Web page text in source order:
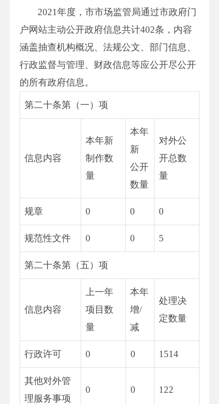
2021年度，市市场监管局通过市政府门
户网站主动公开政府信息共计402条，内容
涵盖抽查机构概况、法规公文、部门信息、
行政监督与管理、财政信息等应公开尽公开
的所有政府信息。
第二十条第（一）项
信息内容
本年新
制作数
量
本年
新
公开
数量
对外公
开总数
量
规章 0 0 0
规范性文件 0 0 5
第二十条第（五）项
信息内容
上一年
项目数
量
本年
增/
减
处理决
定数量
行政许可 0 0 1514
其他对外管
理服务事项
0 0 122